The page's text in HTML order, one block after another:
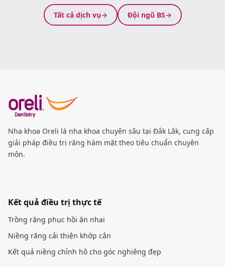
Tất cả dịch vụ Đội ngũ BS
Nha khoa Oreli là nha khoa chuyên sâu tại Đắk Lắk, cung cấp
giải pháp điều trị răng hàm mặt theo tiêu chuẩn chuyên
môn.
Kết quả điều trị thực tế
Trồng răng phục hồi ăn nhai
Niềng răng cải thiện khớp cắn
Kết quả niềng chỉnh hô cho góc nghiêng đẹp